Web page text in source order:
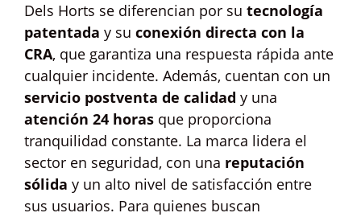
Dels Horts se diferencian por su tecnología
patentada y su conexión directa con la
CRA, que garantiza una respuesta rápida ante
cualquier incidente. Además, cuentan con un
servicio postventa de calidad y una
atención 24 horas que proporciona
tranquilidad constante. La marca lidera el
sector en seguridad, con una reputación
sólida y un alto nivel de satisfacción entre
sus usuarios. Para quienes buscan